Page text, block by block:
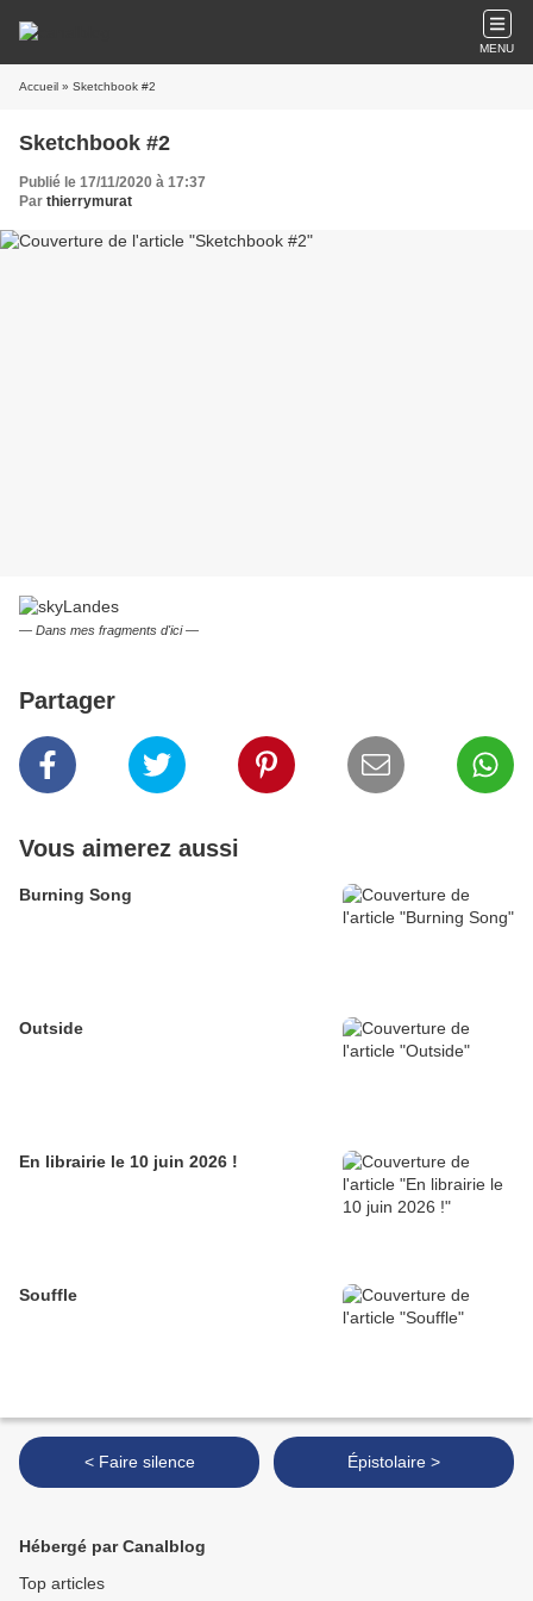
MENU
Accueil » Sketchbook #2
Sketchbook #2
Publié le 17/11/2020 à 17:37
Par thierrymurat
— Dans mes fragments d'ici —
Partager
Vous aimerez aussi
Burning Song
Outside
En librairie le 10 juin 2026 !
Souffle
< Faire silence Épistolaire >
Hébergé par Canalblog
Top articles